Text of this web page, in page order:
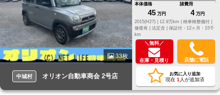
33枚
中城村 オリオン自動車商会 2号店
本体価格
45 万円
諸費用
4 万円
2015(H27) |
12.9万km |
検車検整備付 |
修復有 | 法定含 | 保証付・12ヶ月・15千
km
＼無料／
在庫・見積り 店舗に電話
お気に入り追加
現在 1 人が追加済